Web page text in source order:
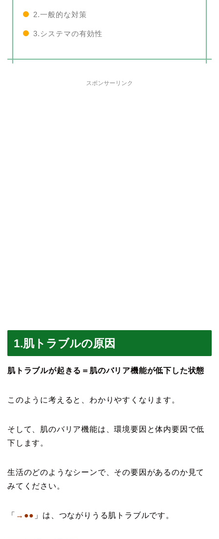
2.一般的な対策
3.システマの有効性
スポンサーリンク
1.肌トラブルの原因
肌トラブルが起きる＝肌のバリア機能が低下した状態
このように考えると、わかりやすくなります。
そして、肌のバリア機能は、環境要因と体内要因で低
下します。
生活のどのようなシーンで、その要因があるのか見て
みてください。
「 →●● 」 は、つながりうる肌トラブルです。